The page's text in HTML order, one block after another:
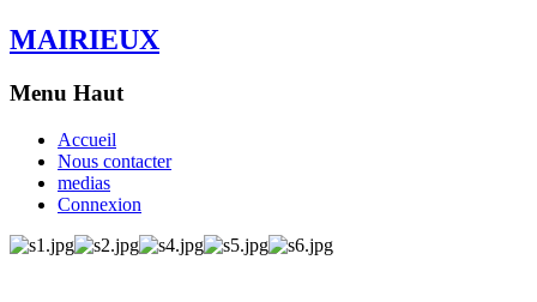
MAIRIEUX
Menu Haut
Accueil
Nous contacter
medias
Connexion